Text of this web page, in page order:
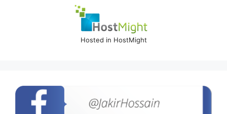
Hosted in HostMight